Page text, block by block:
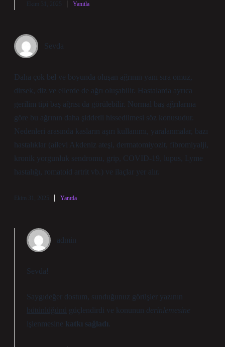
Ekim 31, 2025 Yanıtla
Sevda
Daha çok bel ve boyunda oluşan ağrının yanı sıra omuz,
dirsek, diz ve ellerde de ağrı oluşabilir. Hastalarda ayrıca
gerilim tipi baş ağrısı da görülebilir. Normal baş ağrılarına
göre bu ağrının daha şiddetli hissedilmesi söz konusudur.
Nedenleri arasında kasların aşırı kullanımı, yaralanmalar, bazı
hastalıklar (ailevi Akdeniz ateşi, dermatomiyozit, fibromiyalji,
kronik yorgunluk sendromu, grip, COVID-19, lupus, Lyme
hastalığı, romatoid artrit vb.) ve ilaçlar yer alır.
Ekim 31, 2025 Yanıtla
admin
Sevda!
Saygıdeğer dostum, sunduğunuz görüşler yazının
bütünlüğünü güçlendirdi ve konunun derinlemesine
işlenmesine katkı sağladı